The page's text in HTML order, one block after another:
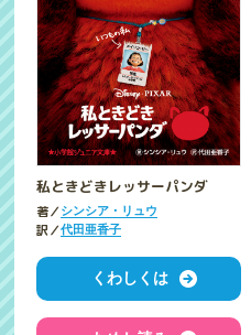
私ときどきレッサーパンダ
著／シンシア・リュウ
訳／代田亜香子
くわしくは